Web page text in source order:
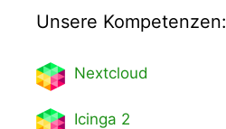
Unsere Kompetenzen:
Nextcloud
Icinga 2